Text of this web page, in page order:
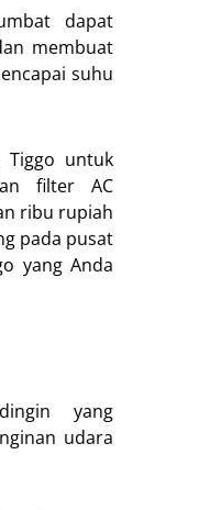
dapat
membuat
suhu
Tiggo untuk
filter AC
ribu rupiah
pada pusat
yang Anda
yang
udara